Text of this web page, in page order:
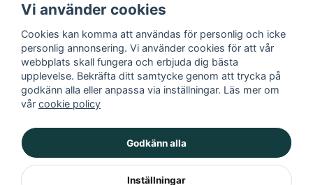
Följ oss:
Instagram
Facebook
TikTok
YouTube
Vi levererar:
Snabba leveranser
Trygga köp
Fri frakt över 499:-
Trevlig kundtjänst
Vi använder cookies
Cookies kan komma att användas för personlig och icke
personlig annonsering. Vi använder cookies för att vår
webbplats skall fungera och erbjuda dig bästa
upplevelse. Bekräfta ditt samtycke genom att trycka på
godkänn alla eller anpassa via inställningar. Läs mer om
vår cookie policy
Godkänn alla
Inställningar